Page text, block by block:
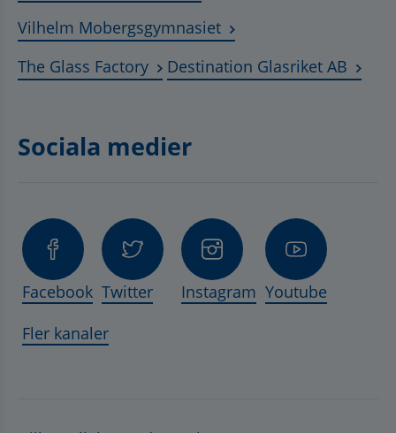
Vilhelm MobergsgymnasietLänk till annan
The Glass FactoryLänk till annan webbplats,
Destination Glasriket AB
Sociala medier
Facebook Twitter Instagram Youtube
Fler kanaler